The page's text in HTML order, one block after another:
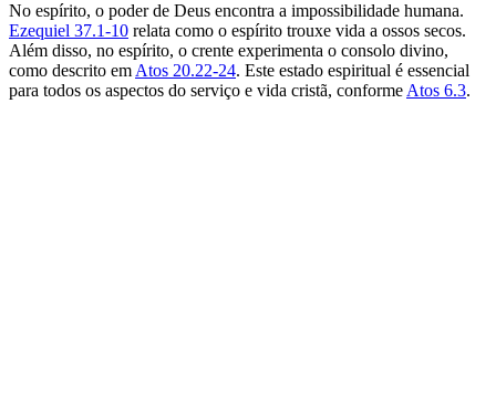
No espírito, o poder de Deus encontra a impossibilidade humana.
Ezequiel 37.1-10 relata como o espírito trouxe vida a ossos secos.
Além disso, no espírito, o crente experimenta o consolo divino,
como descrito em Atos 20.22-24. Este estado espiritual é essencial
para todos os aspectos do serviço e vida cristã, conforme Atos 6.3.